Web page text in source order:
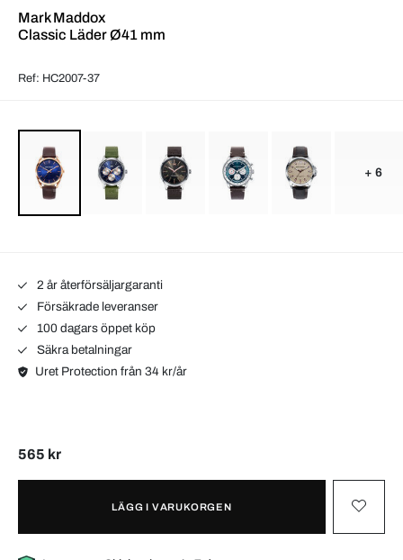
Mark Maddox
Classic Läder Ø41 mm
Ref: HC2007-37
+ 6
2 år återförsäljargaranti
Försäkrade leveranser
100 dagars öppet köp
Säkra betalningar
Uret Protection från 34 kr/år
565 kr
LÄGG I VARUKORGEN